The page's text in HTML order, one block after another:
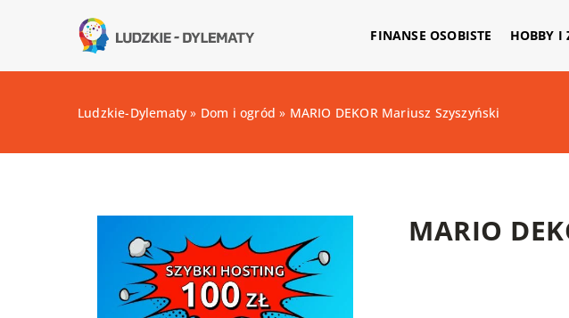
FINANSE OSOBISTE HOBBY I
Ludzkie-Dylematy » Dom i ogród » MARIO DEKOR Mariusz Szyszyński
MARIO